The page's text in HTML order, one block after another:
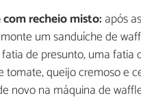
recheio misto: após
um sanduíche de
de presunto, uma fatia
tomate, queijo cremoso e
novo na máquina de